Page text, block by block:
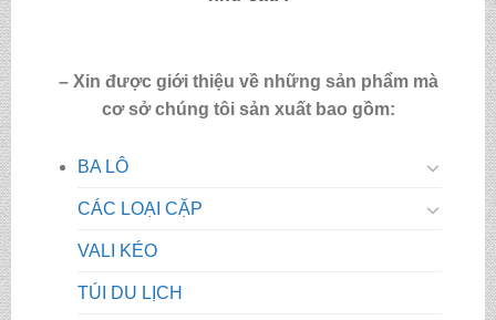
– Xin được giới thiệu về những sản phẩm mà
cơ sở chúng tôi sản xuất bao gồm:
BA LÔ
CÁC LOẠI CẶP
VALI KÉO
TÚI DU LỊCH